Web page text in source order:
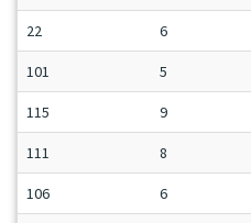
22 6
101 5
115 9
111 8
106 6